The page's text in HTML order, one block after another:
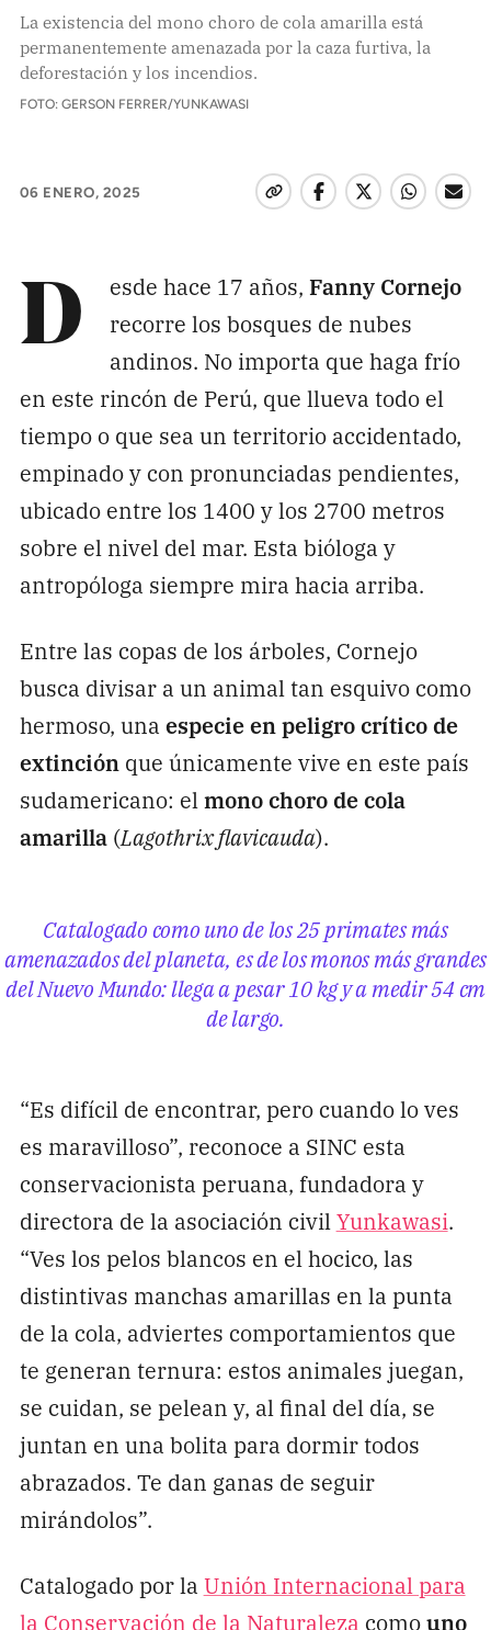
Pon tu lupa sobre lo
que importa
SÍGUENOS
La existencia del mono choro de cola amarilla está
permanentemente amenazada por la caza furtiva, la
deforestación y los incendios.
FOTO: GERSON FERRER/YUNKAWASI
06 ENERO, 2025
D esde hace 17 años, Fanny Cornejo
recorre los bosques de nubes
andinos. No importa que haga frío
en este rincón de Perú, que llueva todo el
tiempo o que sea un territorio accidentado,
empinado y con pronunciadas pendientes,
ubicado entre los 1400 y los 2700 metros
sobre el nivel del mar. Esta bióloga y
antropóloga siempre mira hacia arriba.
Entre las copas de los árboles, Cornejo
busca divisar a un animal tan esquivo como
hermoso, una especie en peligro crítico de
extinciónque únicamente vive en este país
sudamericano: elmono choro de cola
amarilla(Lagothrix flavicauda).
Catalogado como uno de los 25 primates más
amenazados del planeta, es de los monos más grandes
del Nuevo Mundo: llega a pesar 10 kg y a medir 54 cm
de largo.
“Es difícil de encontrar, pero cuando lo ves
es maravilloso”, reconoce a SINC esta
conservacionista peruana, fundadora y
directora de la asociación civilYunkawasi.
“Ves los pelos blancos en el hocico, las
distintivas manchas amarillas en la punta
de la cola, adviertes comportamientos que
te generan ternura: estos animales juegan,
se cuidan, se pelean y, al final del día, se
juntan en una bolita para dormir todos
abrazados. Te dan ganas de seguir
mirándolos”.
Catalogado por la Unión Internacional para
la Conservación de la Naturaleza comouno